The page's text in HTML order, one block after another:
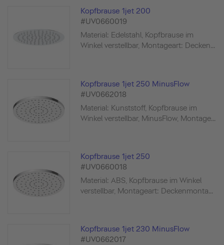
Kopfbrause 1jet 200
#UV0660019
Material: Edelstahl, Kopfbrause im
Winkel verstellbar, Montageart: Decken...
Kopfbrause 1jet 250 MinusFlow
#UV0662018
Material: Kunststoff, Kopfbrause im
Winkel verstellbar, MinusFlow, Montage...
Kopfbrause 1jet 250
#UV0660018
Material: ABS, Kopfbrause im Winkel
verstellbar, Montageart: Deckenmonta...
Kopfbrause 1jet 230 MinusFlow
#UV0662017